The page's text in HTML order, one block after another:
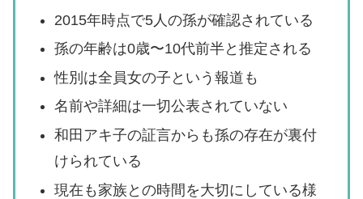
2015年時点で5人の孫が確認されている
孫の年齢は0歳〜10代前半と推定される
性別は全員女の子という報道も
名前や詳細は一切公表されていない
和田アキ子の証言からも孫の存在が裏付
けられている
現在も家族との時間を大切にしている様